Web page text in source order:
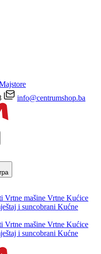
info@centrumshop.ba
Vrtne mašine Vrtne Kućice
i suncobrani Kućne
Vrtne mašine Vrtne Kućice
i suncobrani Kućne